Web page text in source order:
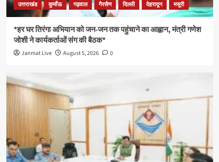
उत्तराखंड कुमाँऊ गढ़वाल गैरसैण दिल्ली देहरादून मसूरी
*हर घर तिरंगा अभियान को जन-जन तक पहुंचाने का आह्वान, मंत्री गणेश
जोशी ने कार्यकर्ताओं संग की बैठक*
Janmat Live August 5, 2026 0